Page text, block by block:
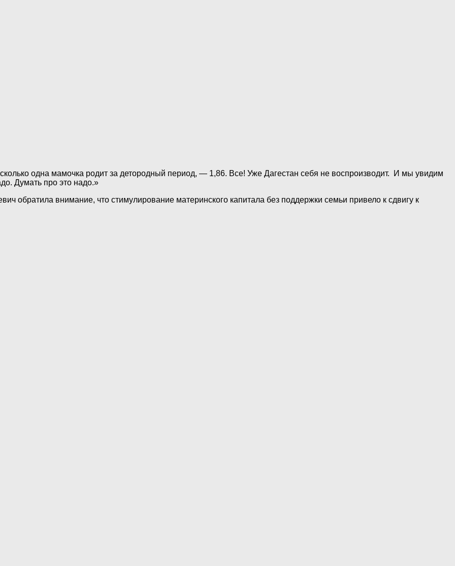
одна мамочка родит за детородный период, — 1,86. Все! Уже Дагестан себя не воспроизводит. И мы увидим
Думать про это надо.»
обратила внимание, что стимулирование материнского капитала без поддержки семьи привело к сдвигу к